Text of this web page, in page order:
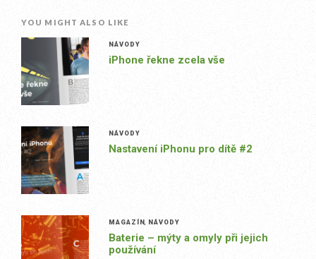
YOU MIGHT ALSO LIKE
NÁVODY
iPhone řekne zcela vše
NÁVODY
Nastavení iPhonu pro dítě #2
MAGAZÍN NÁVODY
Baterie – mýty a omyly při jejich
používání